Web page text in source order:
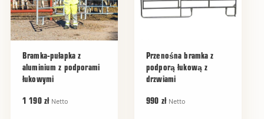
Bramka-pułapka z
aluminium z podporami
łukowymi
1 190 zł Netto
Przenośna bramka z
podporą łukową z
drzwiami
990 zł Netto